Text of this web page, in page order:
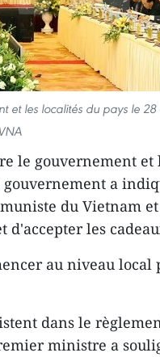
et les localités du pays le
le gouvernement et
a
du Vietnam
les
au niveau local
dans le
ministre a